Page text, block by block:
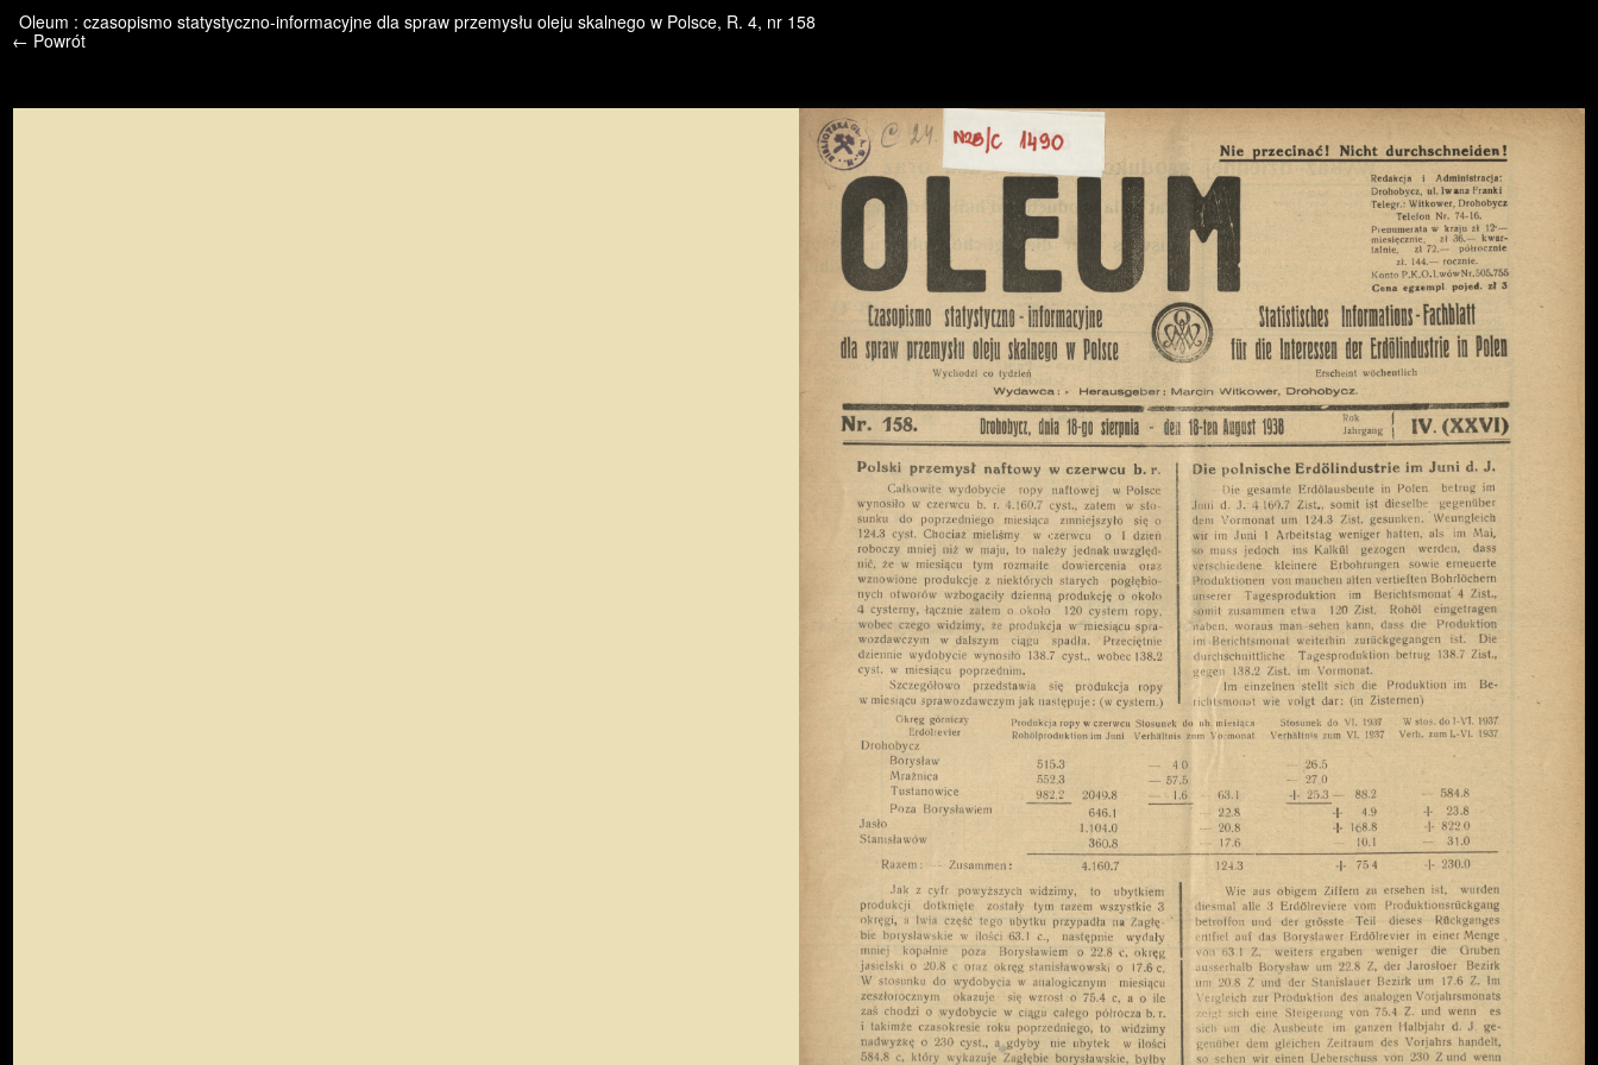
/* */ /* */ /* pliki_strona_po_stronie */
Oleum : czasopismo statystyczno-informacyjne dla spraw przemysłu oleju skalnego w Polsce, R. 4, nr 158
← Powrót